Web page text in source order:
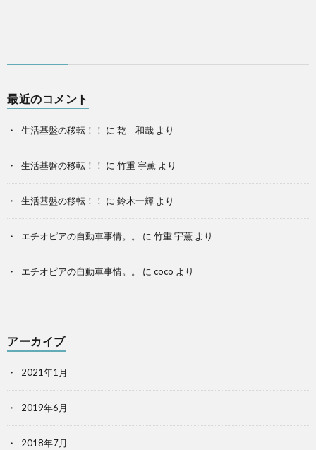
最近のコメント
生活基盤の移転！！ に 乾 和哉 より
生活基盤の移転！！ に 竹重 宇薫 より
生活基盤の移転！！ に 鈴木一輝 より
エチオピアの自動車事情。。 に 竹重 宇薫 より
エチオピアの自動車事情。。 に coco より
アーカイブ
2021年1月
2019年6月
2018年7月